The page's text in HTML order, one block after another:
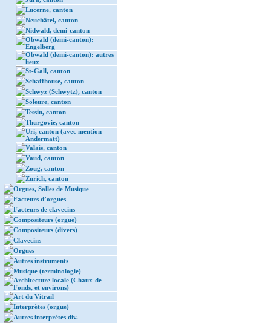
Lucerne, canton
Neuchâtel, canton
Nidwald, demi-canton
Obwald (demi-canton):
Engelberg
Obwald (demi-canton): autres
lieux
St-Gall, canton
Schaffhouse, canton
Schwyz (Schwytz), canton
Soleure, canton
Tessin, canton
Thurgovie, canton
Uri, canton (avec mention
Andermatt)
Valais, canton
Vaud, canton
Zoug, canton
Zurich, canton
Orgues, Salles de Musique
Facteurs d’orgues
Facteurs de clavecins
Compositeurs (orgue)
Compositeurs (divers)
Clavecins
Orgues
Autres instruments
Musique (terminologie)
Architecture locale (Chaux-de-
Fonds, et environs)
Art du Vitrail
Interprètes (orgue)
Autres interprètes div.